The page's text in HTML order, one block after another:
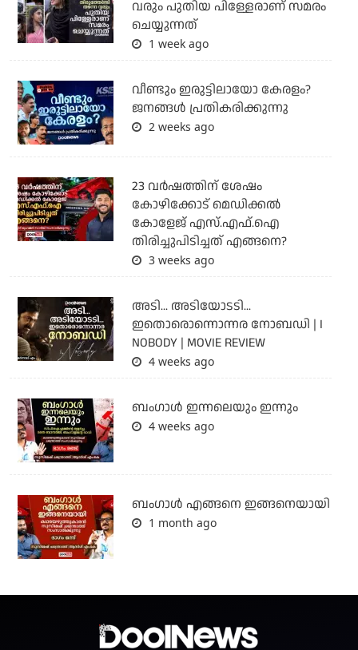
വരും പുതിയ പിള്ളേരാണ് സമരം
ചെയ്യുന്നത്
1 week ago
വീണ്ടും ഇരുട്ടിലായോ കേരളം?
ജനങ്ങൾ പ്രതികരിക്കുന്നു
2 weeks ago
23 വർഷത്തിന് ശേഷം
കോഴിക്കോട് മെഡിക്കൽ
കോളേജ് എസ്.എഫ്.ഐ
തിരിച്ചുപിടിച്ചത് എങ്ങനെ?
3 weeks ago
അടി... അടിയോടടി...
ഇതൊരൊന്നൊന്നര നോബഡി | I
NOBODY | MOVIE REVIEW
4 weeks ago
ബംഗാള്‍ ഇന്നലെയും ഇന്നും
4 weeks ago
ബം​ഗാൾ എങ്ങനെ ഇങ്ങനെയായി
1 month ago